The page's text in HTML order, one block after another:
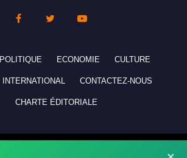
POLITIQUE ECONOMIE CULTURE
INTERNATIONAL CONTACTEZ-NOUS
CHARTE ÉDITORIALE